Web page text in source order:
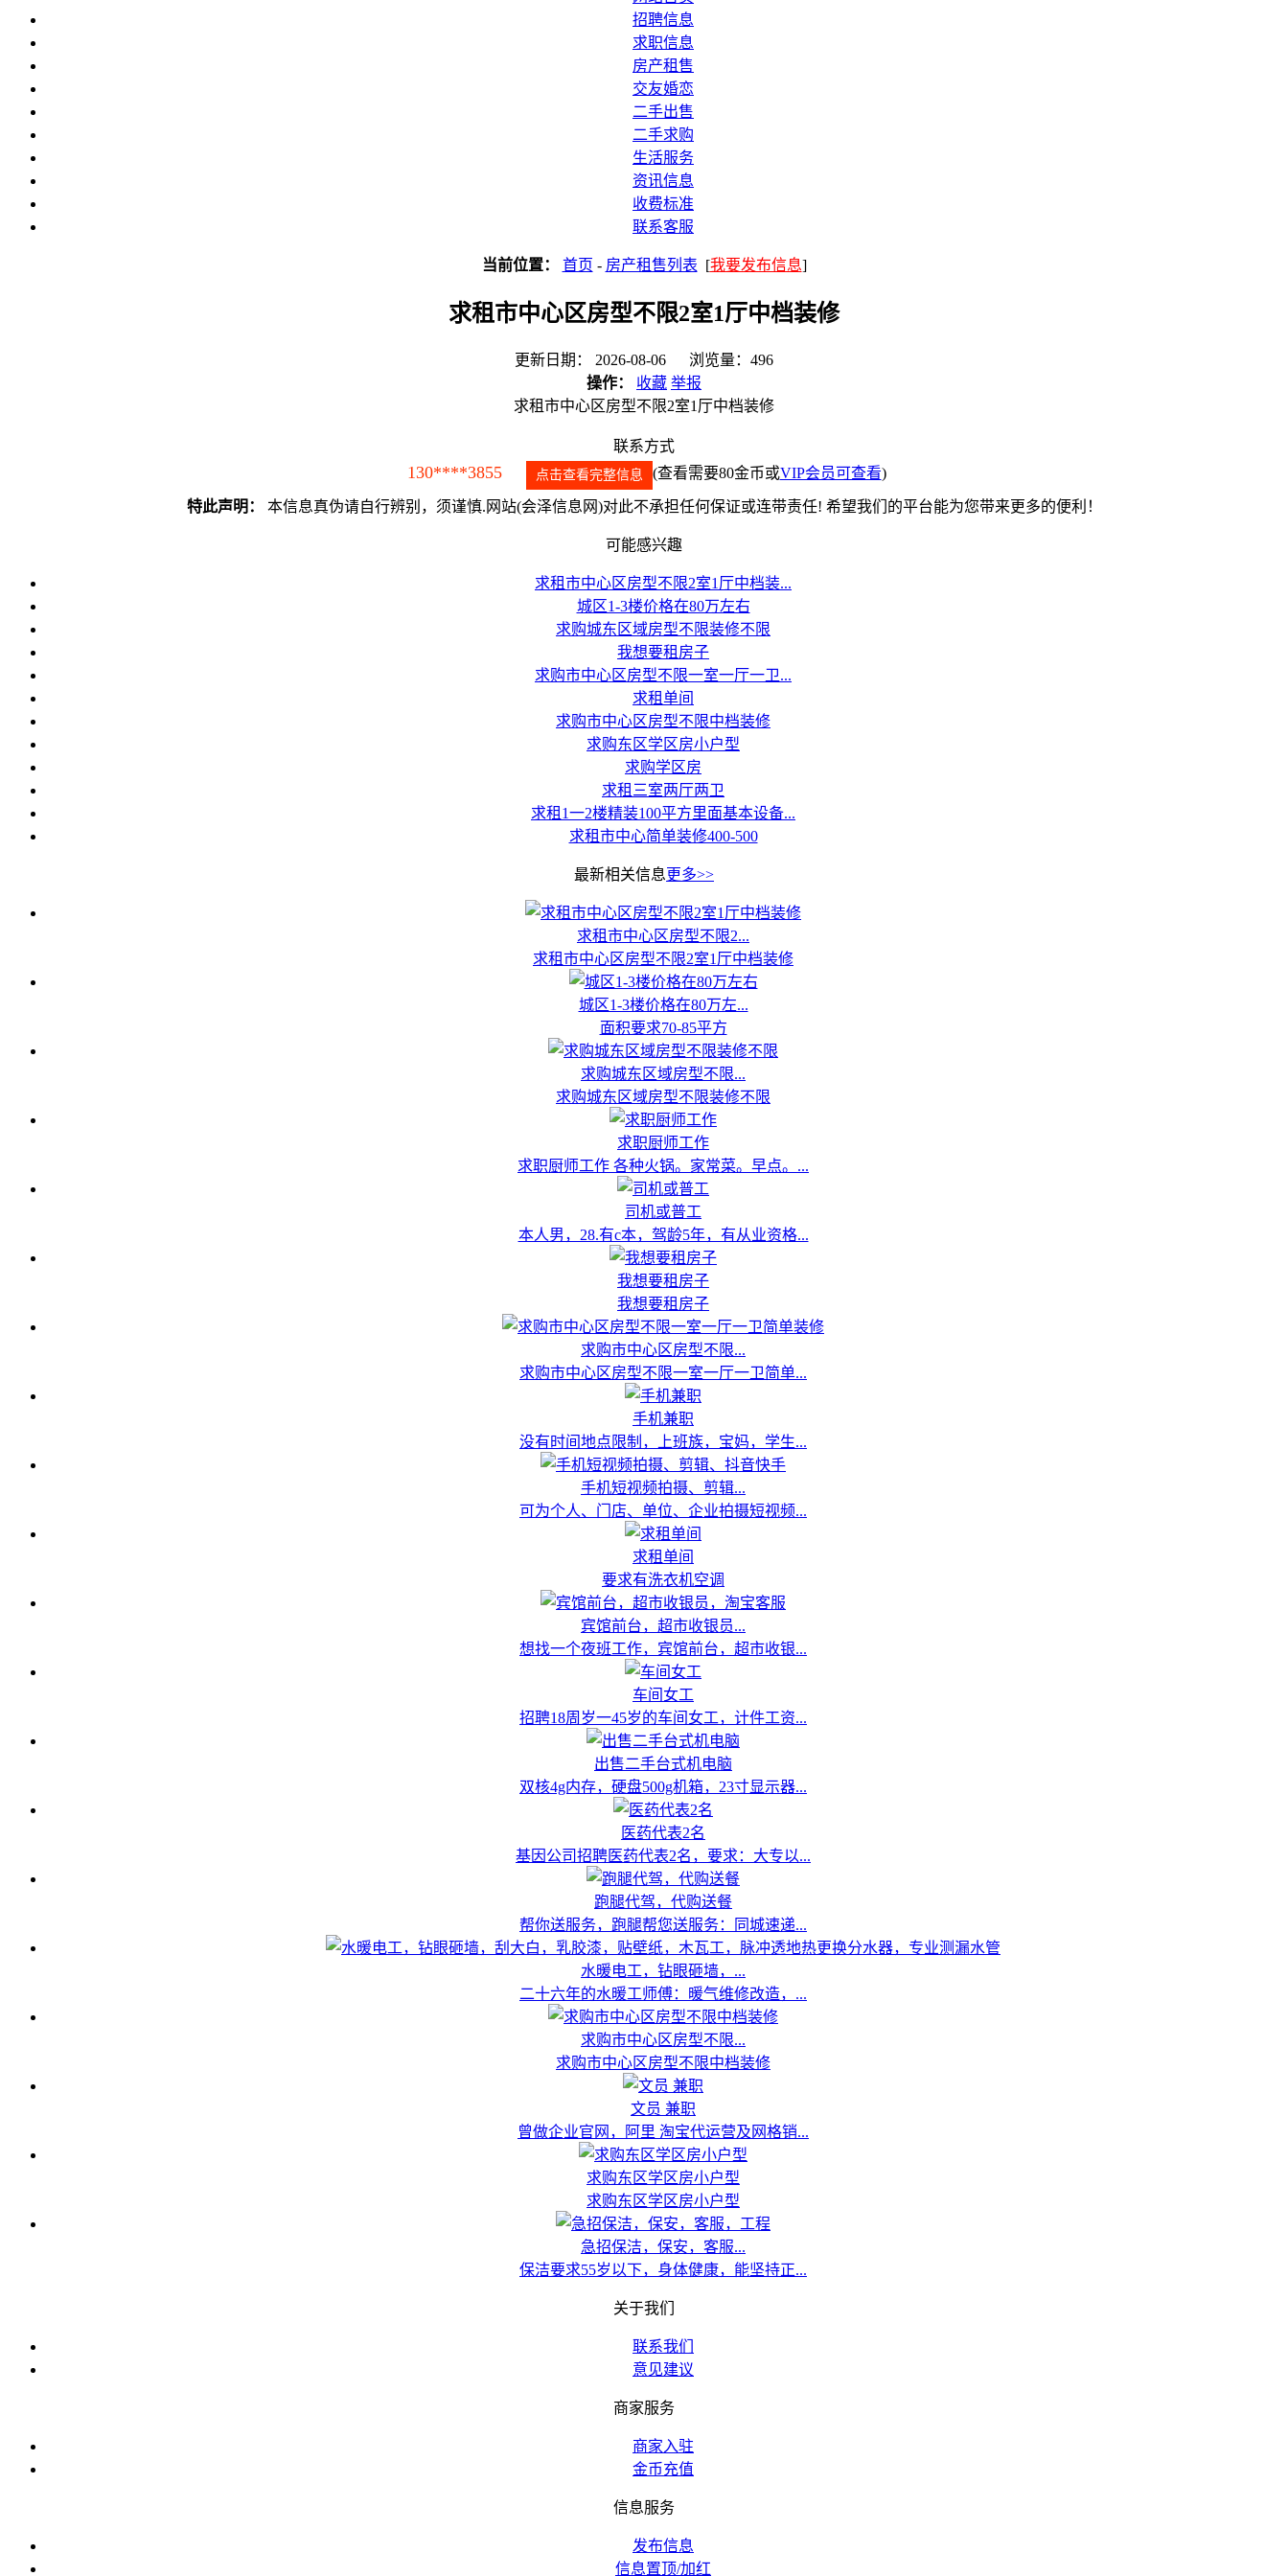
招聘信息
求职信息
房产租售
交友婚恋
二手出售
二手求购
生活服务
资讯信息
收费标准
联系客服
当前位置： 首页 - 房产租售列表 [我要发布信息]
求租市中心区房型不限2室1厅中档装修
更新日期： 2026-08-06 浏览量：496
操作：
收藏 举报
求租市中心区房型不限2室1厅中档装修
联系方式
130****3855 点击查看完整信息 (查看需要80金币或VIP会员可查看)
特此声明： 本信息真伪请自行辨别，须谨慎.网站(会泽信息网)对此不承担任何保证或连带责任! 希望我们的平台能为您带来更多的便利！
可能感兴趣
求租市中心区房型不限2室1厅中档装...
城区1-3楼价格在80万左右
求购城东区域房型不限装修不限
我想要租房子
求购市中心区房型不限一室一厅一卫...
求租单间
求购市中心区房型不限中档装修
求购东区学区房小户型
求购学区房
求租三室两厅两卫
求租1一2楼精装100平方里面基本设备...
求租市中心简单装修400-500
最新相关信息更多>>
求租市中心区房型不限2...
求租市中心区房型不限2室1厅中档装修
城区1-3楼价格在80万左...
面积要求70-85平方
求购城东区域房型不限...
求购城东区域房型不限装修不限
求职厨师工作
求职厨师工作 各种火锅。家常菜。早点。...
司机或普工
本人男，28.有c本，驾龄5年，有从业资格...
我想要租房子
我想要租房子
求购市中心区房型不限...
求购市中心区房型不限一室一厅一卫简单...
手机兼职
没有时间地点限制，上班族，宝妈，学生...
手机短视频拍摄、剪辑...
可为个人、门店、单位、企业拍摄短视频...
求租单间
要求有洗衣机空调
宾馆前台，超市收银员...
想找一个夜班工作，宾馆前台，超市收银...
车间女工
招聘18周岁一45岁的车间女工，计件工资...
出售二手台式机电脑
双核4g内存，硬盘500g机箱，23寸显示器...
医药代表2名
基因公司招聘医药代表2名，要求：大专以...
跑腿代驾，代购送餐
帮你送服务，跑腿帮您送服务：同城速递...
水暖电工，钻眼砸墙，...
二十六年的水暖工师傅：暖气维修改造，...
求购市中心区房型不限...
求购市中心区房型不限中档装修
文员 兼职
曾做企业官网，阿里 淘宝代运营及网格销...
求购东区学区房小户型
求购东区学区房小户型
急招保洁，保安，客服...
保洁要求55岁以下，身体健康，能坚持正...
关于我们
联系我们
意见建议
商家服务
商家入驻
金币充值
信息服务
发布信息
信息置顶/加红